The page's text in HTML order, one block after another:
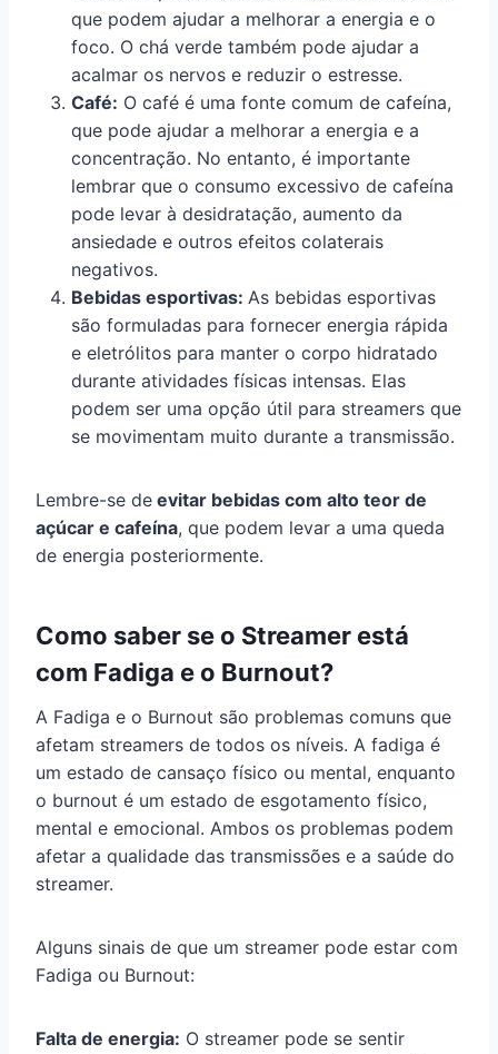
que podem ajudar a melhorar a energia e o
foco. O chá verde também pode ajudar a
acalmar os nervos e reduzir o estresse.
Café: O café é uma fonte comum de cafeína,
que pode ajudar a melhorar a energia e a
concentração. No entanto, é importante
lembrar que o consumo excessivo de cafeína
pode levar à desidratação, aumento da
ansiedade e outros efeitos colaterais
negativos.
Bebidas esportivas: As bebidas esportivas
são formuladas para fornecer energia rápida
e eletrólitos para manter o corpo hidratado
durante atividades físicas intensas. Elas
podem ser uma opção útil para streamers que
se movimentam muito durante a transmissão.
Lembre-se de evitar bebidas com alto teor de
açúcar e cafeína, que podem levar a uma queda
de energia posteriormente.
Como saber se o Streamer está
com Fadiga e o Burnout?
A Fadiga e o Burnout são problemas comuns que
afetam streamers de todos os níveis. A fadiga é
um estado de cansaço físico ou mental, enquanto
o burnout é um estado de esgotamento físico,
mental e emocional. Ambos os problemas podem
afetar a qualidade das transmissões e a saúde do
streamer.
Alguns sinais de que um streamer pode estar com
Fadiga ou Burnout:
Falta de energia: O streamer pode se sentir